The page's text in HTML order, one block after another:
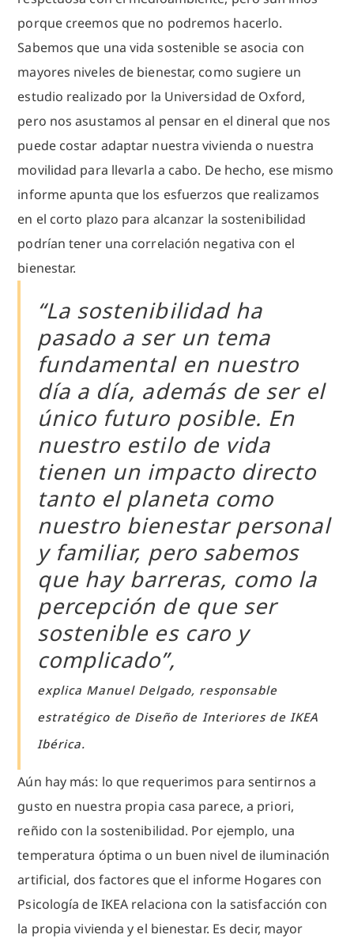
porque creemos que no podremos hacerlo.
Sabemos que una vida sostenible se asocia con
mayores niveles de bienestar, como sugiere un
estudio realizado por la Universidad de Oxford,
pero nos asustamos al pensar en el dineral que nos
puede costar adaptar nuestra vivienda o nuestra
movilidad para llevarla a cabo. De hecho, ese mismo
informe apunta que los esfuerzos que realizamos
en el corto plazo para alcanzar la sostenibilidad
podrían tener una correlación negativa con el
bienestar.
“La sostenibilidad ha
pasado a ser un tema
fundamental en nuestro
día a día, además de ser el
único futuro posible. En
nuestro estilo de vida
tienen un impacto directo
tanto el planeta como
nuestro bienestar personal
y familiar, pero sabemos
que hay barreras, como la
percepción de que ser
sostenible es caro y
complicado”,
explica Manuel Delgado, responsable
estratégico de Diseño de Interiores de IKEA
Ibérica.
Aún hay más: lo que requerimos para sentirnos a
gusto en nuestra propia casa parece, a priori,
reñido con la sostenibilidad. Por ejemplo, una
temperatura óptima o un buen nivel de iluminación
artificial, dos factores que el informe Hogares con
Psicología de IKEA relaciona con la satisfacción con
la propia vivienda y el bienestar. Es decir, mayor